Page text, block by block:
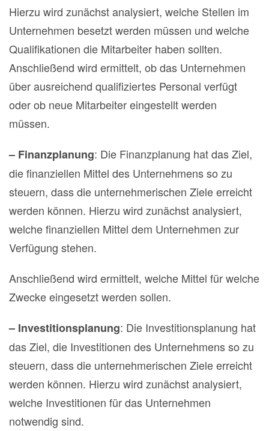
Hierzu wird zunächst analysiert, welche Stellen im
Unternehmen besetzt werden müssen und welche
Qualifikationen die Mitarbeiter haben sollten.
Anschließend wird ermittelt, ob das Unternehmen
über ausreichend qualifiziertes Personal verfügt
oder ob neue Mitarbeiter eingestellt werden
müssen.
– Finanzplanung: Die Finanzplanung hat das Ziel,
die finanziellen Mittel des Unternehmens so zu
steuern, dass die unternehmerischen Ziele erreicht
werden können. Hierzu wird zunächst analysiert,
welche finanziellen Mittel dem Unternehmen zur
Verfügung stehen.
Anschließend wird ermittelt, welche Mittel für welche
Zwecke eingesetzt werden sollen.
– Investitionsplanung: Die Investitionsplanung hat
das Ziel, die Investitionen des Unternehmens so zu
steuern, dass die unternehmerischen Ziele erreicht
werden können. Hierzu wird zunächst analysiert,
welche Investitionen für das Unternehmen
notwendig sind.